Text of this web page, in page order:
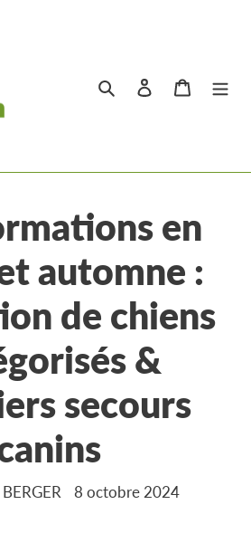
RechercherSe connecter
Panier
en
automne :
de chiens
&
secours
8 octobre 2024